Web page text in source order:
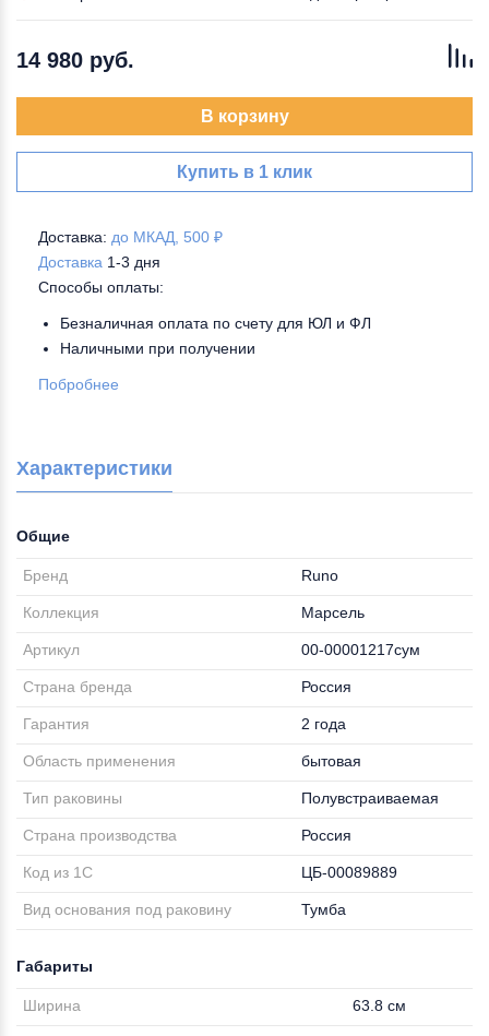
14 980 руб.
В корзину
Купить в 1 клик
Доставка: до МКАД, 500 ₽
Доставка 1-3 дня
Способы оплаты:
Безналичная оплата по счету для ЮЛ и ФЛ
Наличными при получении
Побробнее
Характеристики
Общие
Бренд Runo
Коллекция Марсель
Артикул 00-00001217сум
Страна бренда Россия
Гарантия 2 года
Область применения бытовая
Тип раковины Полувстраиваемая
Страна производства Россия
Код из 1С ЦБ-00089889
Вид основания под раковину Тумба
Габариты
Ширина 63.8 см